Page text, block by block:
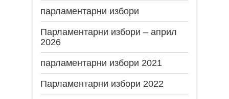
парламентарни избори
Парламентарни избори – април
2026
парламентарни избори 2021
Парламентарни избори 2022